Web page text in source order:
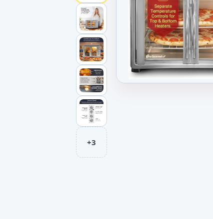
+3
Galeria de Horno